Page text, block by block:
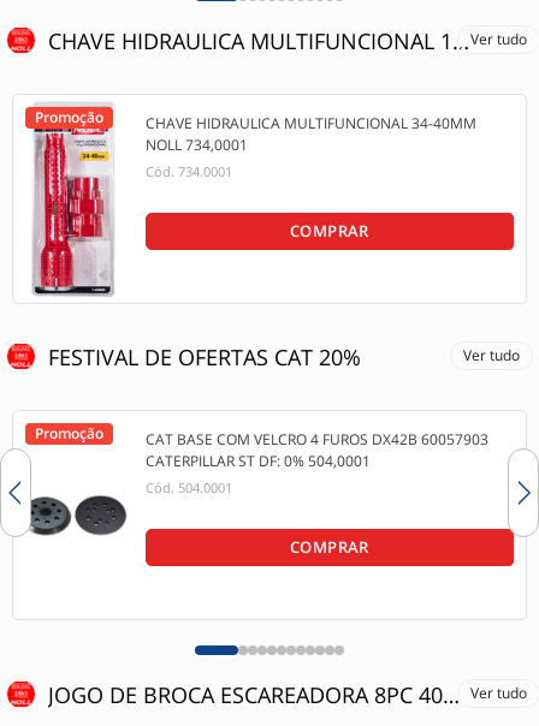
CHAVE HIDRAULICA MULTIFUNCIONAL 15% OFFVer tudo
Promoção
CHAVE HIDRAULICA MULTIFUNCIONAL 34-40MM
NOLL 734,0001
Cód. 734.0001
COMPRAR
FESTIVAL DE OFERTAS CAT 20% Ver tudo
Promoção
CAT BASE COM VELCRO 4 FUROS DX42B 60057903
CATERPILLAR ST DF: 0% 504,0001
Cód. 504.0001
COMPRAR
JOGO DE BROCA ESCAREADORA 8PC 40% OFF Ver tudo